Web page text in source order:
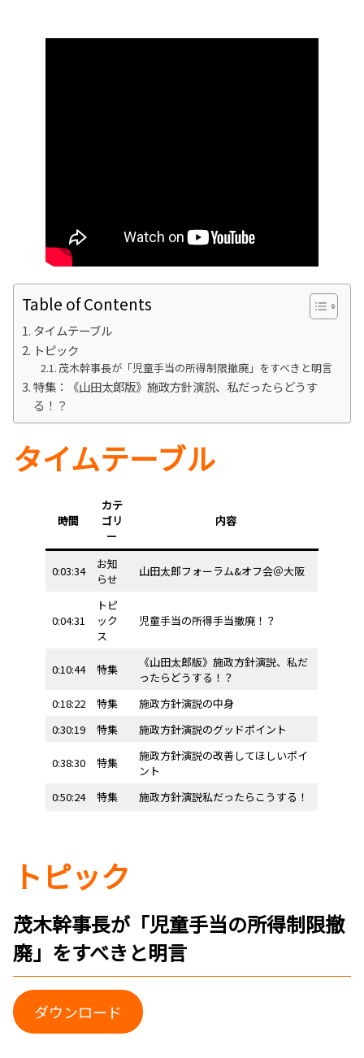
Table of Contents
タイムテーブル
トピック
茂木幹事長が「児童手当の所得制限撤廃」をすべきと明言
特集：《山田太郎版》施政方針演説、私だったらどうす
る！？
タイムテーブル
時間
カテ
ゴリ
ー
内容
0:03:34
お知
らせ
山田太郎フォーラム&オフ会＠大阪
0:04:31
トピ
ック
ス
児童手当の所得手当撤廃！？
0:10:44 特集
《山田太郎版》施政方針演説、私だ
ったらどうする！？
0:18:22
特集
施政方針演説の中身
0:30:19
特集 施政方針演説のグッドポイント
0:38:30 特集
施政方針演説の改善してほしいポイ
ント
0:50:24
特集 施政方針演説私だったらこうする！
トピック
茂木幹事長が「児童手当の所得制限撤
廃」をすべきと明言
ダウンロード